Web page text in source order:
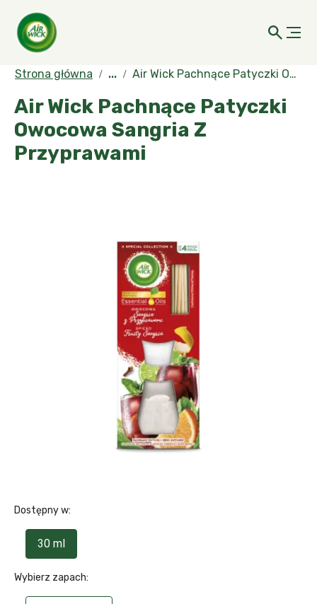
Strona główna ... Air Wick Pachnące Patyczki Owocowa Sangria Z Przyprawami
Air Wick Pachnące Patyczki
Owocowa Sangria Z
Przyprawami
Dostępny w:
30 ml
Wybierz zapach: